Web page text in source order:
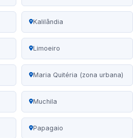
Kalilândia
Limoeiro
Maria Quitéria (zona urbana)
Muchila
Papagaio